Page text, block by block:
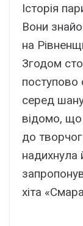
Історія
Вони
на
Згодом
поступово
серед
відомо,
до
надихнула
хіта